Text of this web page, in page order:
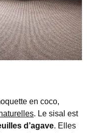
en coco,
. Le sisal est
d’agave. Elles